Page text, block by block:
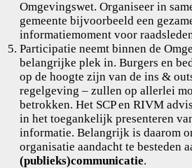
Omgevingswet. Organiseer in
gemeente bijvoorbeeld een
informatiemoment voor
Participatie neemt binnen de
belangrijke plek in. Burgers en
op de hoogte zijn van de ins &
regelgeving – zullen op allerlei
betrokken. Het SCP en RIVM
in het toegankelijk presenteren
informatie. Belangrijk is daarom
organisatie aandacht te besteden
(publieks)communicatie.